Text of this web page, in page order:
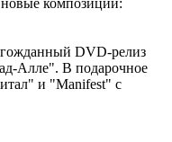
DVD-релиз
Алле". В подарочное
и "Manifest" c